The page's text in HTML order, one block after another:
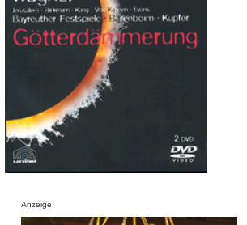
Anzeige